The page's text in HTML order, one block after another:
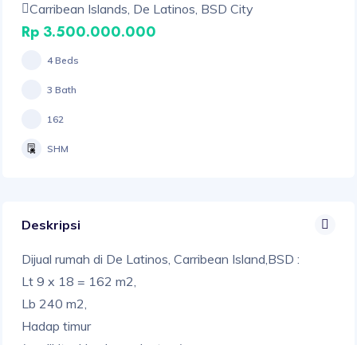
Carribean Islands, De Latinos, BSD City
Rp 3.500.000.000
4 Beds
3 Bath
162
SHM
Deskripsi
Dijual rumah di De Latinos, Carribean Island,BSD :
Lt 9 x 18 = 162 m2,
Lb 240 m2,
Hadap timur